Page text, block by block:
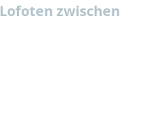
zwischen